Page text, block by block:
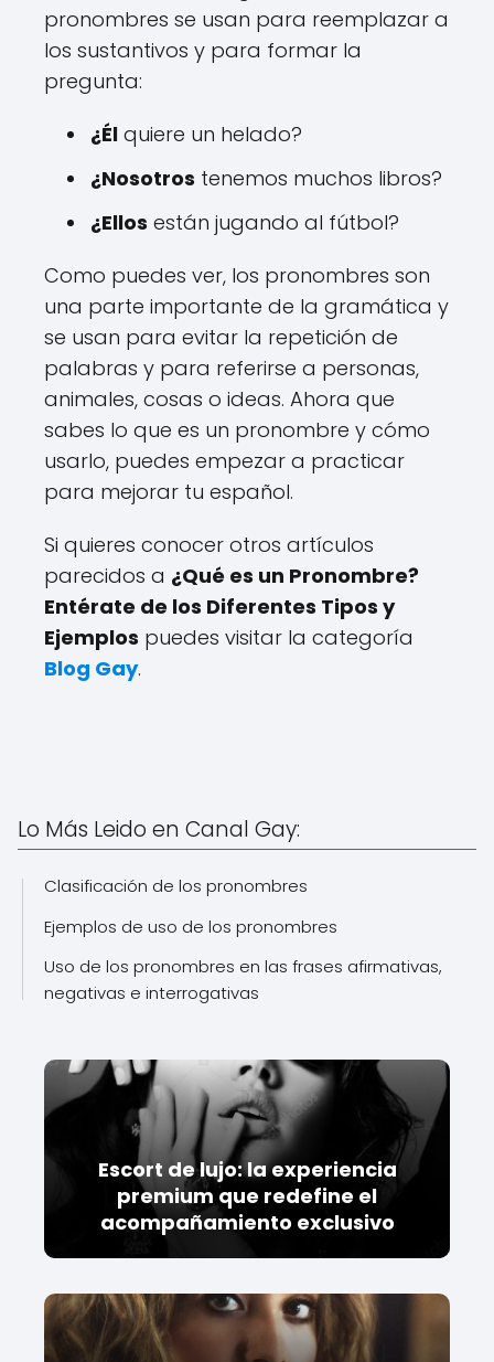
pronombres se usan para reemplazar a
los sustantivos y para formar la
pregunta:
¿Él quiere un helado?
¿Nosotros tenemos muchos libros?
¿Ellos están jugando al fútbol?
Como puedes ver, los pronombres son
una parte importante de la gramática y
se usan para evitar la repetición de
palabras y para referirse a personas,
animales, cosas o ideas. Ahora que
sabes lo que es un pronombre y cómo
usarlo, puedes empezar a practicar
para mejorar tu español.
Si quieres conocer otros artículos
parecidos a ¿Qué es un Pronombre?
Entérate de los Diferentes Tipos y
Ejemplos puedes visitar la categoría
Blog Gay.
Lo Más Leido en Canal Gay:
Clasificación de los pronombres
Ejemplos de uso de los pronombres
Uso de los pronombres en las frases afirmativas,
negativas e interrogativas
Escort de lujo: la experiencia
premium que redefine el
acompañamiento exclusivo